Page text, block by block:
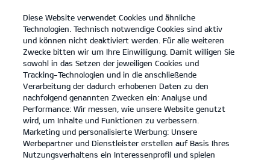
open
menu
KONTAKT
Diese Website verwendet Cookies und ähnliche
Technologien. Technisch notwendige Cookies sind aktiv
und können nicht deaktiviert werden. Für alle weiteren
Zwecke bitten wir um Ihre Einwilligung. Damit willigen Sie
sowohl in das Setzen der jeweiligen Cookies und
Tracking-Technologien und in die anschließende
Verarbeitung der dadurch erhobenen Daten zu den
nachfolgend genannten Zwecken ein: Analyse und
Performance: Wir messen, wie unsere Website genutzt
wird, um Inhalte und Funktionen zu verbessern.
Marketing und personalisierte Werbung: Unsere
Werbepartner und Dienstleister erstellen auf Basis Ihres
Nutzungsverhaltens ein Interessenprofil und spielen